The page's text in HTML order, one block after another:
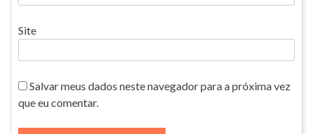
Site
Salvar meus dados neste navegador para a próxima vez
que eu comentar.